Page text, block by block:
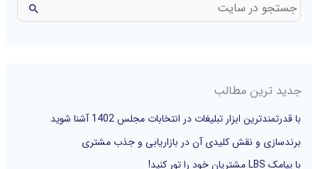
ج
و
ب
ر
جدید ترین مطالب
با قدرتمندترین ابزار تبلیغات در انتخابات مجلس 1402 آشنا شوید
برندسازی و نقش کلیدی آن در بازاریابی و جذب مشتری
با پیامک LBS مشتریان خود را تور کنید!